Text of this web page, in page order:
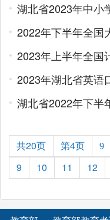
2023年湖北省英语
共20页 第4页 9
9
10 11 12